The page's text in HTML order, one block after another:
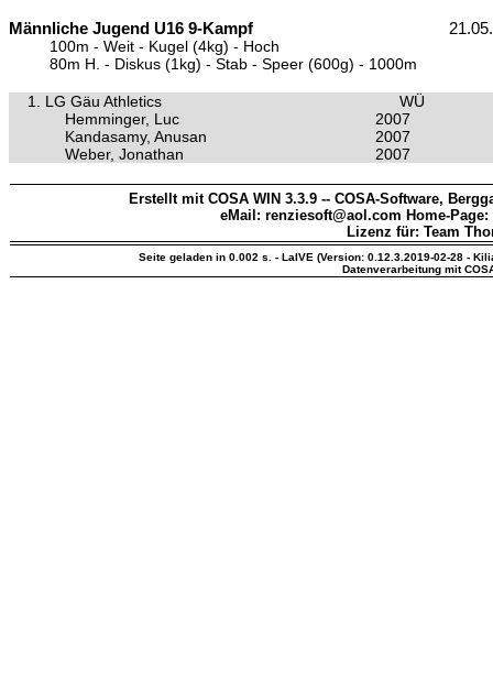
Männliche Jugend U16 9-Kampf
100m - Weit - Kugel (4kg) - Hoch
80m H. - Diskus (1kg) - Stab - Speer (600g) - 1000m
1. LG Gäu Athletics
WÜ
Hemminger, Luc
2007
Kandasamy, Anusan
2007
Weber, Jonathan
2007
Erstellt mit COSA WIN 3.3.9 -- COSA-Software,
eMail: renziesoft@aol.com Home-Page:
Lizenz für: Team
Seite geladen in 0.002 s. - LaIVE (Version: 0.12.3.2019-02-28 -
Datenverarbeitung mit